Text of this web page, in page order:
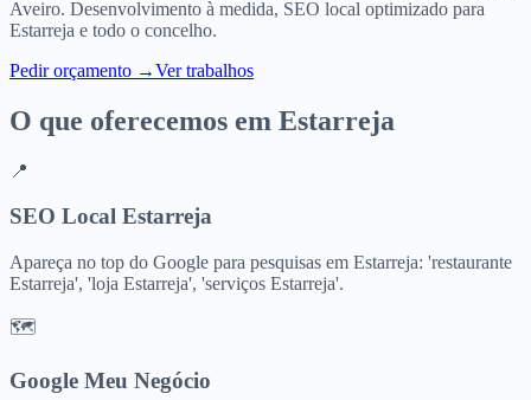
Aveiro. Desenvolvimento à medida, SEO local optimizado para
Estarreja e todo o concelho.
Pedir orçamento →Ver trabalhos
O que oferecemos em Estarreja
📍
SEO Local Estarreja
Apareça no top do Google para pesquisas em Estarreja: 'restaurante
Estarreja', 'loja Estarreja', 'serviços Estarreja'.
🗺️
Google Meu Negócio